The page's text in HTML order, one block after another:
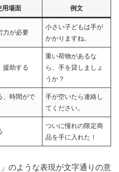
用場面 例文
力が必要
小さい子どもは手が
かかりますね。
援助する
重い荷物があるな
ら、手を貸しましょ
うか？
、時間がで
手が空いたら連絡し
てください。
ついに憧れの限定商
品を手に入れた！
のような表現が文字通りの意